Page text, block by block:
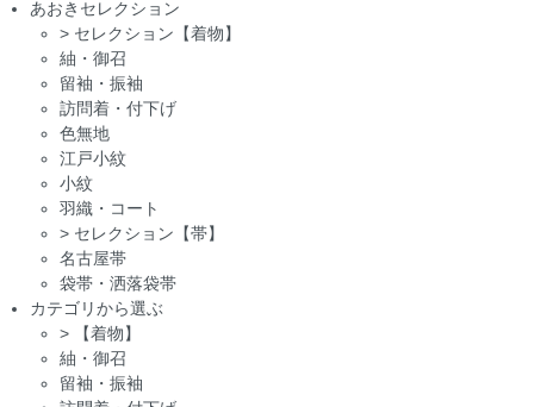
あおきセレクション
> セレクション【着物】
紬・御召
留袖・振袖
訪問着・付下げ
色無地
江戸小紋
小紋
羽織・コート
> セレクション【帯】
名古屋帯
袋帯・洒落袋帯
カテゴリから選ぶ
>
【着物】
紬・御召
留袖・振袖